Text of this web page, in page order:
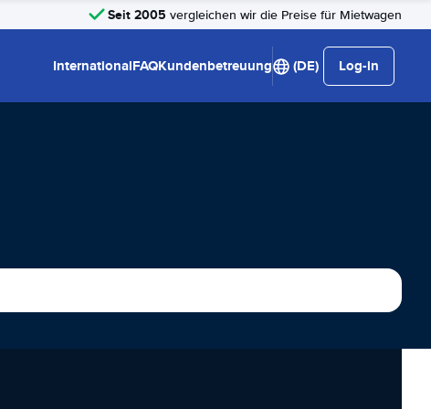
Seit 2005 vergleichen wir die Preise für Mietwagen
InternationalFAQKundenbetreuung (DE) Log-in